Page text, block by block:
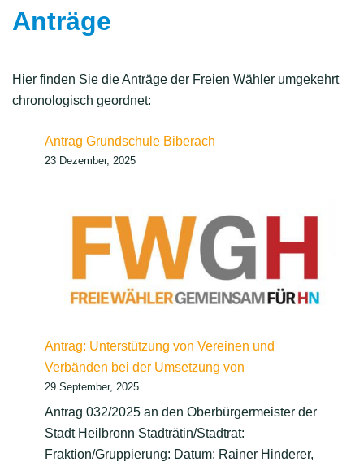
Anträge
Hier finden Sie die Anträge der Freien Wähler umgekehrt
chronologisch geordnet:
Antrag Grundschule Biberach
23 Dezember, 2025
Antrag: Unterstützung von Vereinen und
Verbänden bei der Umsetzung von
29 September, 2025
Antrag 032/2025 an den Oberbürgermeister der
Stadt Heilbronn Stadträtin/Stadtrat:
Fraktion/Gruppierung: Datum: Rainer Hinderer,